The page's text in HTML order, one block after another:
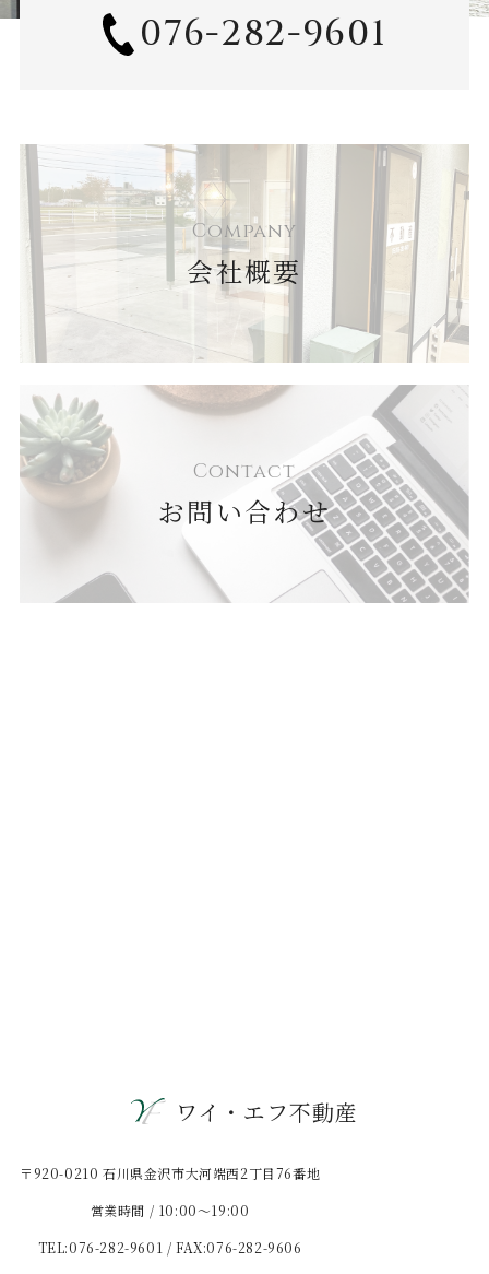
076-282-9601
Company
会社概要
Contact
お問い合わせ
ワイ・エフ不動産
〒920-0210 石川県金沢市大河端西2丁目76番地
営業時間 / 10:00〜19:00
TEL:076-282-9601 / FAX:076-282-9606